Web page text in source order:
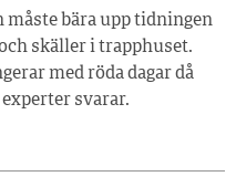
måste bära upp tidningen
skäller i trapphuset.
med röda dagar då
svarar.